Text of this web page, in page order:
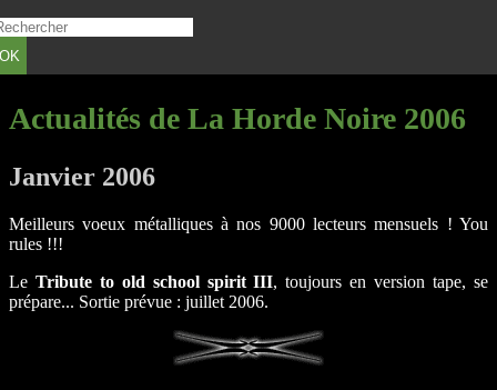
OK
Actualités de La Horde Noire 2006
Janvier 2006
Meilleurs voeux métalliques à nos 9000 lecteurs mensuels ! You
rules !!!
Le Tribute to old school spirit III, toujours en version tape, se
prépare... Sortie prévue : juillet 2006.